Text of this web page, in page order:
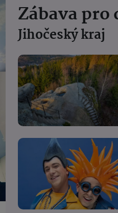
Zábava pro
Jihočeský kraj